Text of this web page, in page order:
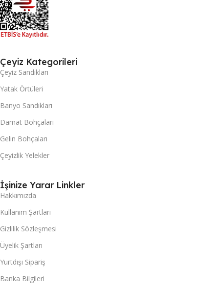
Çeyiz Kategorileri
Çeyiz Sandıkları
Yatak Örtüleri
Banyo Sandıkları
Damat Bohçaları
Gelin Bohçaları
Çeyizlik Yelekler
İşinize Yarar Linkler
Hakkımızda
Kullanım Şartları
Gizlilik Sözleşmesi
Üyelik Şartları
Yurtdışı Sipariş
Banka Bilgileri